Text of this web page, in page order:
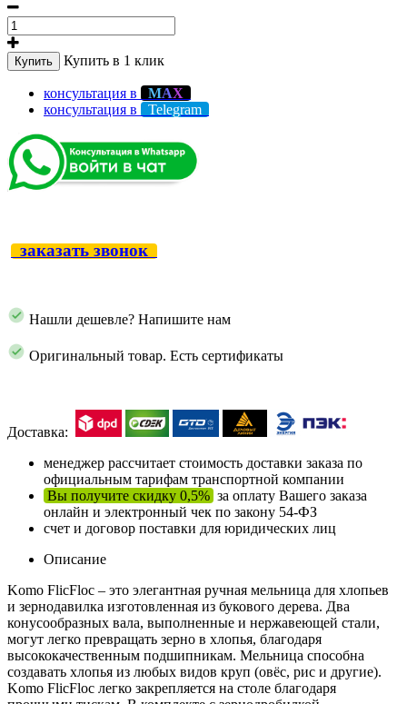
Купить Купить в 1 клик
консультация в МАХ
консультация в Telegram
заказать звонок
Нашли дешевле? Напишите нам
Оригинальный товар. Есть сертификаты
Доставка:
менеджер рассчитает стоимость доставки заказа по
официальным тарифам транспортной компании
Вы получите скидку 0,5% за оплату Вашего заказа
онлайн и электронный чек по закону 54-ФЗ
счет и договор поставки для юридических лиц
Описание
Komo FlicFloc – это элегантная ручная мельница для хлопьев
и зернодавилка изготовленная из букового дерева. Два
конусообразных вала, выполненные и нержавеющей стали,
могут легко превращать зерно в хлопья, благодаря
высококачественным подшипникам. Мельница способна
создавать хлопья из любых видов круп (овёс, рис и другие).
Komo FlicFloc легко закрепляется на столе благодаря